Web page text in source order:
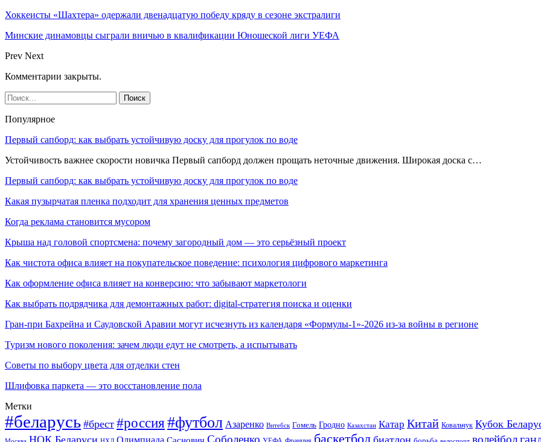
Хоккеисты «Шахтера» одержали двенадцатую победу кряду в сезоне экстралиги
Минские динамовцы сыграли вничью в квалификации Юношеской лиги УЕФА
Prev Next
Комментарии закрыты.
Популярное
Первый сапборд: как выбрать устойчивую доску для прогулок по воде
Устойчивость важнее скорости новичка Первый сапборд должен прощать неточные движения. Широкая доска с…
Первый сапборд: как выбрать устойчивую доску для прогулок по воде
Какая пузырчатая пленка подходит для хранения ценных предметов
Когда реклама становится мусором
Крыша над головой спортсмена: почему загородный дом — это серьёзный проект
Как чистота офиса влияет на покупательское поведение: психология цифрового маркетинга
Как оформление офиса влияет на конверсию: что забывают маркетологи
Как выбрать подрядчика для демонтажных работ: digital-стратегия поиска и оценки
Гран-при Бахрейна и Саудовской Аравии могут исчезнуть из календаря «Формулы-1»-2026 из-за войны в регионе
Туризм нового поколения: зачем люди едут не смотреть, а испытывать
Советы по выбору цвета для отделки стен
Шлифовка паркета — это восстановление пола
Метки
#беларусь #брест #россия#футбол Азаренко Витебск Гомель Гродно Казахстан Катар Китай Ковальчук Кубок
НОК Беларуси Олимпиада Соболенко баскетбол биатлон волейбол